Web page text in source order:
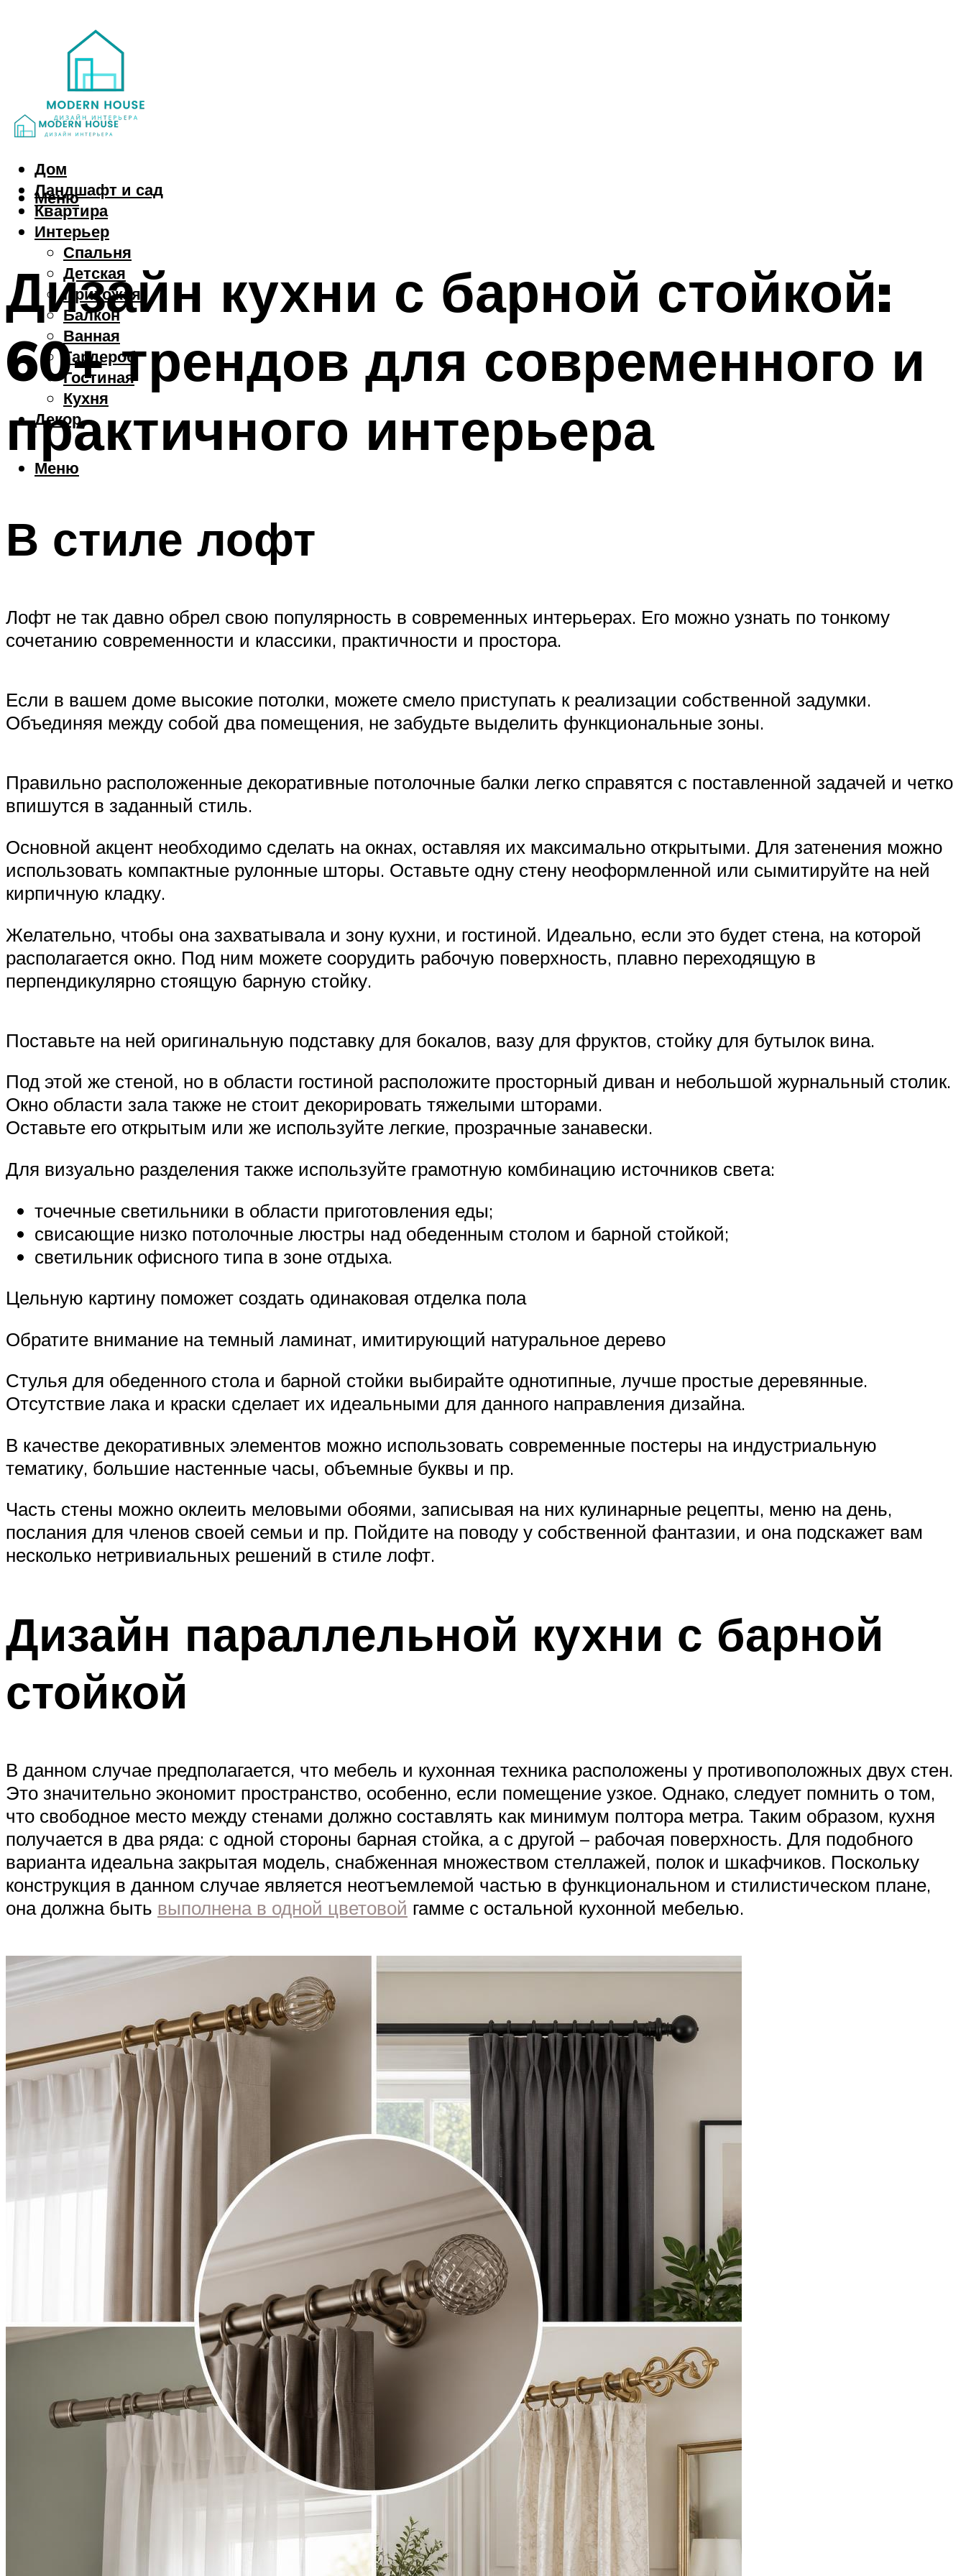
Дом
Ландшафт и сад
Квартира
Интерьер
Спальня
Детская
Прихожая
Балкон
Ванная
Гардероб
Гостиная
Кухня
Декор
Меню
Меню
Дизайн кухни с барной стойкой:
60+ трендов для современного и
практичного интерьера
В стиле лофт
Лофт не так давно обрел свою популярность в современных интерьерах. Его можно узнать по тонкому
сочетанию современности и классики, практичности и простора.
Если в вашем доме высокие потолки, можете смело приступать к реализации собственной задумки.
Объединяя между собой два помещения, не забудьте выделить функциональные зоны.
Правильно расположенные декоративные потолочные балки легко справятся с поставленной задачей и четко
впишутся в заданный стиль.
Основной акцент необходимо сделать на окнах, оставляя их максимально открытыми. Для затенения можно
использовать компактные рулонные шторы. Оставьте одну стену неоформленной или сымитируйте на ней
кирпичную кладку.
Желательно, чтобы она захватывала и зону кухни, и гостиной. Идеально, если это будет стена, на которой
располагается окно. Под ним можете соорудить рабочую поверхность, плавно переходящую в
перпендикулярно стоящую барную стойку.
Поставьте на ней оригинальную подставку для бокалов, вазу для фруктов, стойку для бутылок вина.
Под этой же стеной, но в области гостиной расположите просторный диван и небольшой журнальный столик.
Окно области зала также не стоит декорировать тяжелыми шторами.
Оставьте его открытым или же используйте легкие, прозрачные занавески.
Для визуально разделения также используйте грамотную комбинацию источников света:
точечные светильники в области приготовления еды;
свисающие низко потолочные люстры над обеденным столом и барной стойкой;
светильник офисного типа в зоне отдыха.
Цельную картину поможет создать одинаковая отделка пола
Обратите внимание на темный ламинат, имитирующий натуральное дерево
Стулья для обеденного стола и барной стойки выбирайте однотипные, лучше простые деревянные.
Отсутствие лака и краски сделает их идеальными для данного направления дизайна.
В качестве декоративных элементов можно использовать современные постеры на индустриальную
тематику, большие настенные часы, объемные буквы и пр.
Часть стены можно оклеить меловыми обоями, записывая на них кулинарные рецепты, меню на день,
послания для членов своей семьи и пр. Пойдите на поводу у собственной фантазии, и она подскажет вам
несколько нетривиальных решений в стиле лофт.
Дизайн параллельной кухни с барной
стойкой
В данном случае предполагается, что мебель и кухонная техника расположены у противоположных двух стен.
Это значительно экономит пространство, особенно, если помещение узкое. Однако, следует помнить о том,
что свободное место между стенами должно составлять как минимум полтора метра. Таким образом, кухня
получается в два ряда: с одной стороны барная стойка, а с другой – рабочая поверхность. Для подобного
варианта идеальна закрытая модель, снабженная множеством стеллажей, полок и шкафчиков. Поскольку
конструкция в данном случае является неотъемлемой частью в функциональном и стилистическом плане,
она должна быть выполнена в одной цветовой гамме с остальной кухонной мебелью.